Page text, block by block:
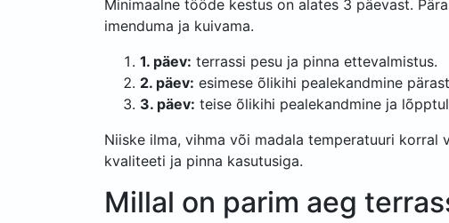
Minimaalne tööde kestus on alates 3 päevast.
imenduma ja kuivama.
1. päev: terrassi pesu ja pinna ettevalmistus.
2. päev: esimese õlikihi pealekandmine
3. päev: teise õlikihi pealekandmine ja
Niiske ilma, vihma või madala temperatuuri
kvaliteeti ja pinna kasutusiga.
Millal on parim aeg